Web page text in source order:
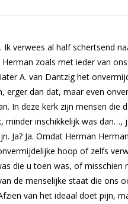
verwees al half schertsend
zoals met ieder van
A. van Dantzig het
erger dan dat, maar even
In deze kerk zijn mensen die
minder inschikkelijk was
Ja? Ja. Omdat Herman
hoop of zelfs
die u toen was, of
de menselijke staat die ons
van het ideaal doet pijn,